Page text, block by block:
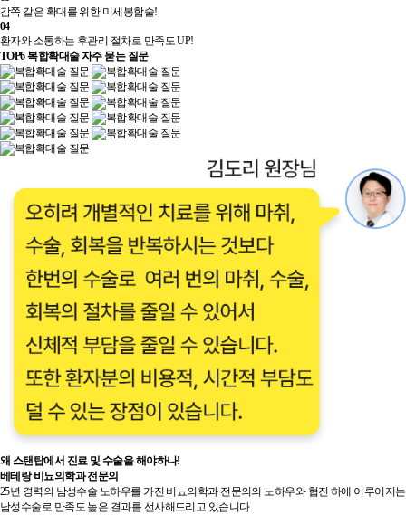
감쪽 같은 확대를 위한 미세봉합술!
04
환자와 소통하는 후관리 절차로 만족도 UP!
TOP6 복합확대술 자주 묻는 질문
왜 스탠탑에서 진료 및 수술을 해야하나!
베테랑 비뇨의학과 전문의
25년 경력의 남성수술 노하우를 가진 비뇨의학과 전문의의 노하우와 협진 하에 이루어지는
남성수술로 만족도 높은 결과를 선사해드리고 있습니다.